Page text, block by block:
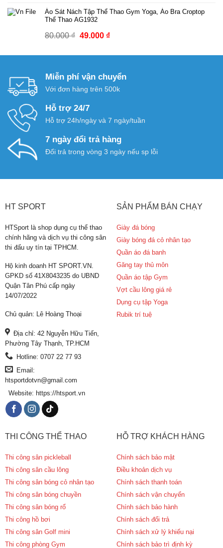
là:
tại
39.000 ₫.
Áo Sát Nách Tập Thể Thao Gym Yoga, Áo Bra Croptop
Thể Thao AG1932
80.000₫ Giá
là:
49.000 ₫Giá
tại
49.000 ₫.
Miễn phí vận chuyển
Với đơn hàng trên 500k
Hỗ trợ 24/7
Hỗ trợ 24h/ngày và 7 ngày/tuần
7 ngày đổi trả hàng
Đổi trả trong vòng 3 ngày nếu sp lỗi
HT SPORT
HTSport là shop dụng cụ thể thao
chính hãng và dịch vụ thi công sân
thi đấu uy tín tại TPHCM.
Hộ kinh doanh HT SPORT.VN.
GPKD số 41X8043235 do UBND
Quận Tân Phú cấp ngày
14/07/2022
Chủ quản: Lê Hoàng Thoại
Địa chỉ: 42 Nguyễn Hữu Tiến,
Phường Tây Thạnh, TP.HCM
Hotline: 0707 22 77 93
Email:
htsportdotvn@gmail.com
Website: https://htsport.vn
SẢN PHẨM BÁN CHẠY
Giày đá bóng
Giày bóng đá cỏ nhân tạo
Quần áo đá banh
Găng tay thủ môn
Quần áo tập Gym
Vợt cầu lông giá rẻ
Dụng cụ tập Yoga
Rubik trí tuệ
THI CÔNG THỂ THAO
Thi công sân pickleball
Thi công sân cầu lông
Thi công sân bóng cỏ nhân tạo
Thi công sân bóng chuyền
Thi công sân bóng rổ
Thi công hồ bơi
Thi công sân Golf mini
Thi công phòng Gym
HỖ TRỢ KHÁCH HÀNG
Chính sách bảo mật
Điều khoản dịch vụ
Chính sách thanh toán
Chính sách vận chuyển
Chính sách bảo hành
Chính sách đổi trả
Chính sách xử lý khiếu nại
Chính sách bảo trì định kỳ